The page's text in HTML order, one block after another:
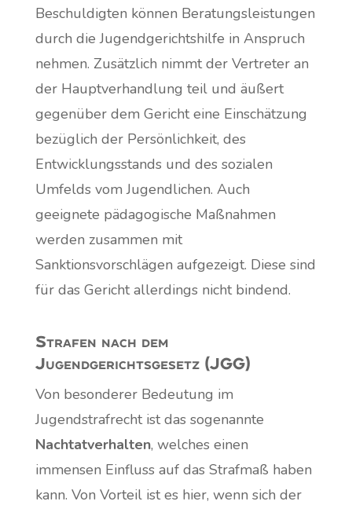
Beschuldigten können Beratungsleistungen
durch die Jugendgerichtshilfe in Anspruch
nehmen. Zusätzlich nimmt der Vertreter an
der Hauptverhandlung teil und äußert
gegenüber dem Gericht eine Einschätzung
bezüglich der Persönlichkeit, des
Entwicklungsstands und des sozialen
Umfelds vom Jugendlichen. Auch
geeignete pädagogische Maßnahmen
werden zusammen mit
Sanktionsvorschlägen aufgezeigt. Diese sind
für das Gericht allerdings nicht bindend.
Strafen nach dem
Jugendgerichtsgesetz (JGG)
Von besonderer Bedeutung im
Jugendstrafrecht ist das sogenannte
Nachtatverhalten, welches einen
immensen Einfluss auf das Strafmaß haben
kann. Von Vorteil ist es hier, wenn sich der